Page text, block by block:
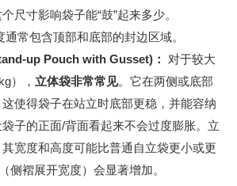
尺寸影响袋子能“鼓”起来多少。
通常包含顶部和底部的封边区域。
up Pouch with Gusset)：
对于较大
）， 立体袋非常常见。它在两侧或底部
使得袋子在站立时底部更稳，并能容纳
子的正面/背面看起来不会过度膨胀。立
宽度和高度可能比普通自立袋更小或更
侧褶展开宽度）会显著增加。